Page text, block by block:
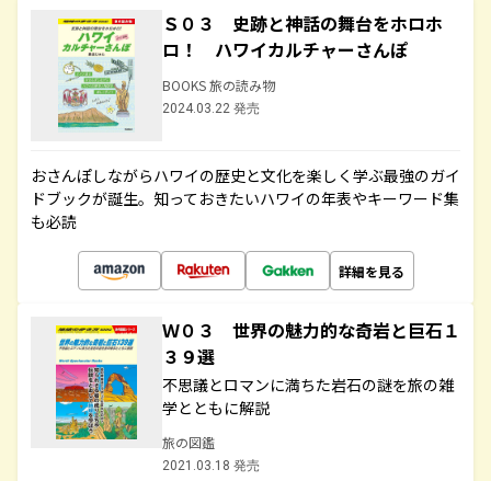
Ｓ０３ 史跡と神話の舞台をホロホ
ロ！ ハワイカルチャーさんぽ
BOOKS 旅の読み物
2024.03.22 発売
おさんぽしながらハワイの歴史と文化を楽しく学ぶ最強のガイ
ドブックが誕生。知っておきたいハワイの年表やキーワード集
も必読
詳細を見る
Ｗ０３ 世界の魅力的な奇岩と巨石１
３９選
不思議とロマンに満ちた岩石の謎を旅の雑
学とともに解説
旅の図鑑
2021.03.18 発売